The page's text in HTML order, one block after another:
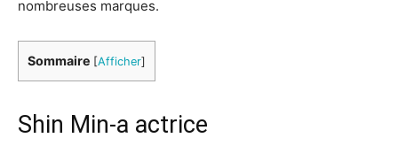
nombreuses marques.
Sommaire [Afficher]
Shin Min-a actrice